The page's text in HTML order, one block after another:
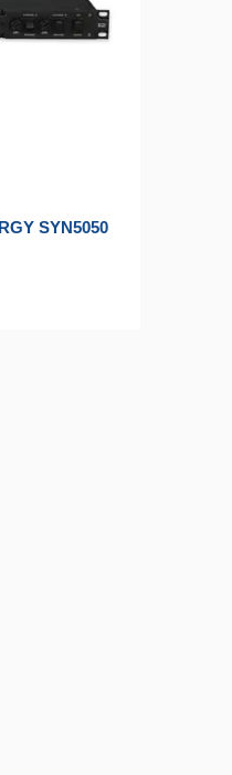
SYN5050